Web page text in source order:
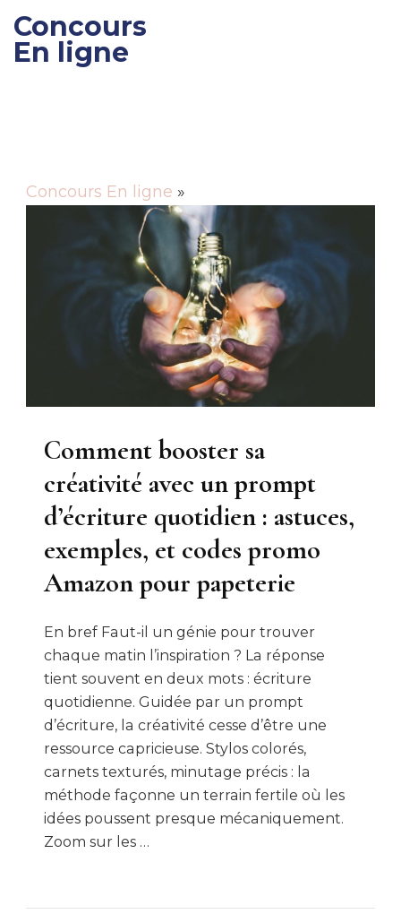
Concours
En ligne
Concours En ligne »
Comment booster sa
créativité avec un prompt
d’écriture quotidien : astuces,
exemples, et codes promo
Amazon pour papeterie
En bref Faut-il un génie pour trouver
chaque matin l’inspiration ? La réponse
tient souvent en deux mots : écriture
quotidienne. Guidée par un prompt
d’écriture, la créativité cesse d’être une
ressource capricieuse. Stylos colorés,
carnets texturés, minutage précis : la
méthode façonne un terrain fertile où les
idées poussent presque mécaniquement.
Zoom sur les …